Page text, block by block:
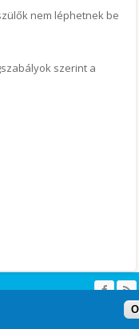
nem léphetnek be
szerint a